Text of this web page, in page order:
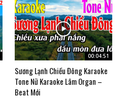
00:04:51
Sương Lạnh Chiều Đông Karaoke
Tone Nữ Karaoke Lâm Organ –
Beat Mới